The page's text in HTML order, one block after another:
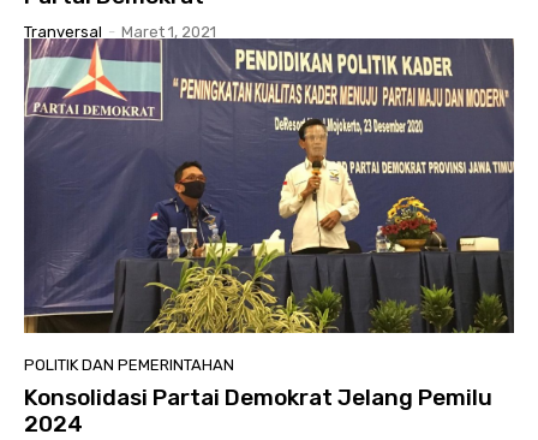
Tranversal - Maret 1, 2021
POLITIK DAN PEMERINTAHAN
Konsolidasi Partai Demokrat Jelang Pemilu
2024